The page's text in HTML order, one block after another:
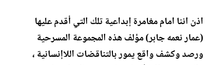
اذن اننا امام مغامرة إبداعية تلك التي أقدم عليها
(عمار نعمه جابر) مؤلف هذه المجموعة المسرحية
ورصد وكشف واقع يمور بالتناقضات اللاإنسانية ،